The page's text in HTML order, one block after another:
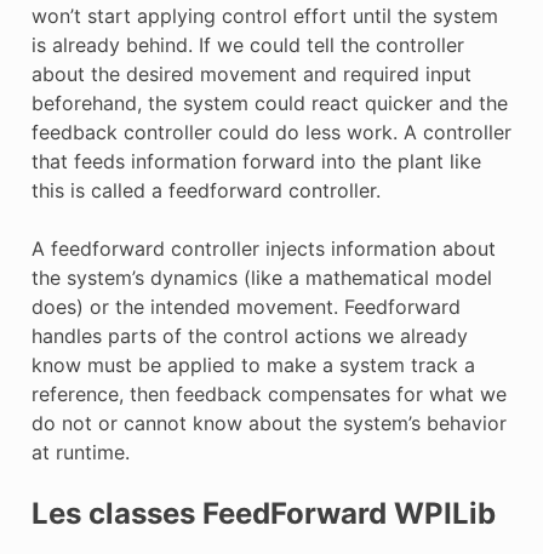
won’t start applying control effort until the system
is already behind. If we could tell the controller
about the desired movement and required input
beforehand, the system could react quicker and the
feedback controller could do less work. A controller
that feeds information forward into the plant like
this is called a feedforward controller.
A feedforward controller injects information about
the system’s dynamics (like a mathematical model
does) or the intended movement. Feedforward
handles parts of the control actions we already
know must be applied to make a system track a
reference, then feedback compensates for what we
do not or cannot know about the system’s behavior
at runtime.
Les classes FeedForward WPILib